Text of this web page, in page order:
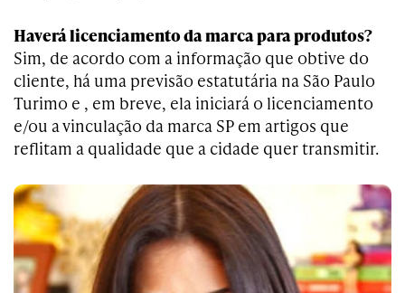
Haverá licenciamento da marca para produtos?
Sim, de acordo com a informação que obtive do
cliente, há uma previsão estatutária na São Paulo
Turimo e , em breve, ela iniciará o licenciamento
e/ou a vinculação da marca SP em artigos que
reflitam a qualidade que a cidade quer transmitir.